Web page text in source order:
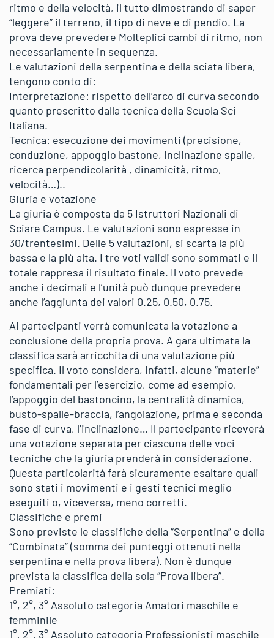
ritmo e della velocità, il tutto dimostrando di saper
“leggere” il terreno, il tipo di neve e di pendio. La
prova deve prevedere Molteplici cambi di ritmo, non
necessariamente in sequenza.
Le valutazioni della serpentina e della sciata libera,
tengono conto di:
Interpretazione: rispetto dell’arco di curva secondo
quanto prescritto dalla tecnica della Scuola Sci
Italiana.
Tecnica: esecuzione dei movimenti (precisione,
conduzione, appoggio bastone, inclinazione spalle,
ricerca perpendicolarità , dinamicità, ritmo,
velocità…)..
Giuria e votazione
La giuria è composta da 5 Istruttori Nazionali di
Sciare Campus. Le valutazioni sono espresse in
30/trentesimi. Delle 5 valutazioni, si scarta la più
bassa e la più alta. I tre voti validi sono sommati e il
totale rappresa il risultato finale. Il voto prevede
anche i decimali e l’unità può dunque prevedere
anche l’aggiunta dei valori 0.25, 0.50, 0.75.
Ai partecipanti verrà comunicata la votazione a
conclusione della propria prova. A gara ultimata la
classifica sarà arricchita di una valutazione più
specifica. Il voto considera, infatti, alcune “materie”
fondamentali per l’esercizio, come ad esempio,
l’appoggio del bastoncino, la centralità dinamica,
busto-spalle-braccia, l’angolazione, prima e seconda
fase di curva, l’inclinazione… Il partecipante riceverà
una votazione separata per ciascuna delle voci
tecniche che la giuria prenderà in considerazione.
Questa particolarità farà sicuramente esaltare quali
sono stati i movimenti e i gesti tecnici meglio
eseguiti o, viceversa, meno corretti.
Classifiche e premi
Sono previste le classifiche della “Serpentina” e della
“Combinata” (somma dei punteggi ottenuti nella
serpentina e nella prova libera). Non è dunque
prevista la classifica della sola “Prova libera”.
Premiati:
1°, 2°, 3° Assoluto categoria Amatori maschile e
femminile
1°, 2°, 3° Assoluto categoria Professionisti maschile